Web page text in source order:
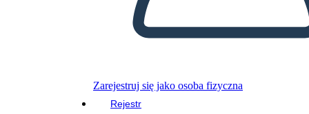
Zarejestruj się jako osoba fizyczna
Rejestr